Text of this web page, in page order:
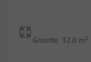
Grootte: 32.0 m²